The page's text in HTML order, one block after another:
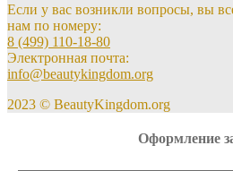
Если у вас возникли вопросы, вы
нам по номеру:
8 (499) 110-18-80
Электронная почта:
info@beautykingdom.org
2023 © BeautyKingdom.org
Оформление